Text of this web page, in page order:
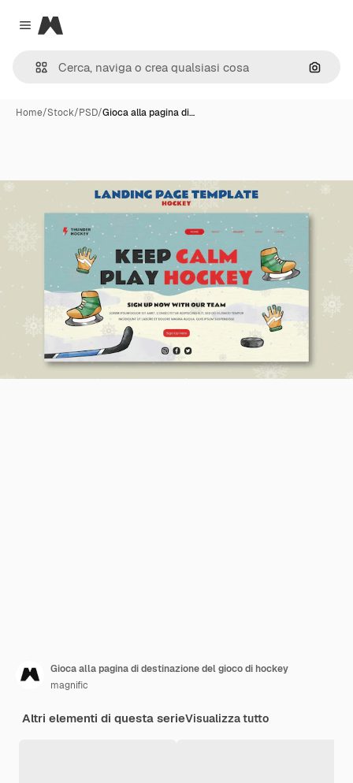
Close menu
Magnific
Cerca
Home/Stock/PSD/Gioca alla pagina di…
Gioca alla pagina di destinazione del gioco di hockey
magnific
Altri elementi di questa serieVisualizza tutto